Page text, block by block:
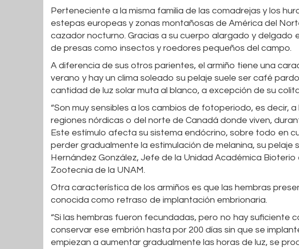
Perteneciente a la misma familia de las comadrejas y los
estepas europeas y zonas montañosas de América del
cazador nocturno. Gracias a su cuerpo alargado y delgado
de presas como insectos y roedores pequeños del campo.
A diferencia de sus otros parientes, el armiño tiene una
verano y hay un clima soleado su pelaje suele ser café
cantidad de luz solar muta al blanco, a excepción de su
“Son muy sensibles a los cambios de fotoperiodo, es decir,
regiones nórdicas o del norte de Canadá donde viven,
Este estímulo afecta su sistema endócrino, sobre todo en
perder gradualmente la estimulación de melanina, su pelaje
Hernández González, Jefe de la Unidad Académica
Zootecnia de la UNAM.
Otra característica de los armiños es que las hembras
conocida como retraso de implantación embrionaria.
“Si las hembras fueron fecundadas, pero no hay suficiente
conservar ese embrión hasta por 200 días sin que se
empiezan a aumentar gradualmente las horas de luz, se